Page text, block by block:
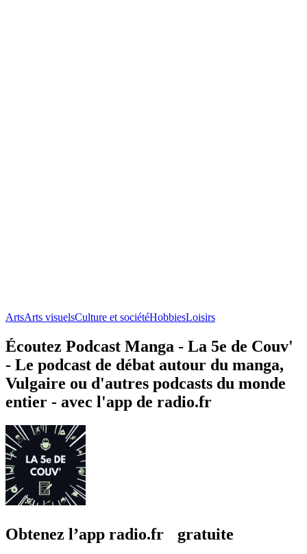
ArtsArts visuelsCulture et sociétéHobbiesLoisirs
Écoutez Podcast Manga - La 5e de Couv'
- Le podcast de débat autour du manga,
Vulgaire ou d'autres podcasts du monde
entier - avec l'app de radio.fr
Obtenez l’app radio.fr gratuite